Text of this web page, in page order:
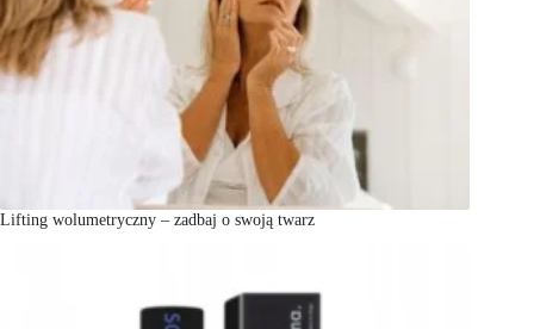
Lifting wolumetryczny – zadbaj o swoją twarz